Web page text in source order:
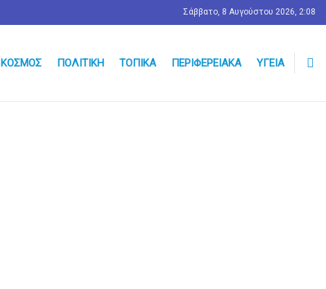
Σάββατο, 8 Αυγούστου 2026, 2:08
ΚΌΣΜΟΣ ΠΟΛΙΤΙΚΉ ΤΟΠΙΚΆ ΠΕΡΙΦΕΡΕΙΑΚΆ ΥΓΕΊΑ